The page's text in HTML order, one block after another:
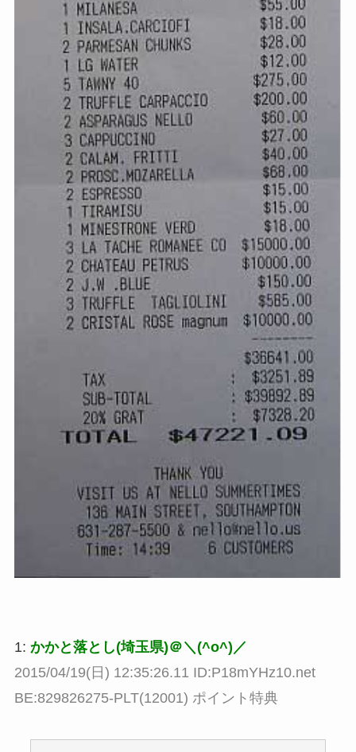
1: かかと落とし(埼玉県)＠＼(^o^)／
2015/04/19(日) 12:35:26.11 ID:P18mYHz10.net
BE:829826275-PLT(12001) ポイント特典